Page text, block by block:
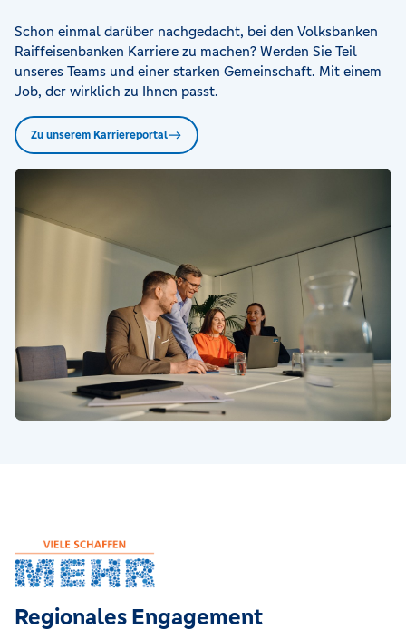
Schon einmal darüber nachgedacht, bei den Volksbanken
Raiffeisenbanken Karriere zu machen? Werden Sie Teil
unseres Teams und einer starken Gemeinschaft. Mit einem
Job, der wirklich zu Ihnen passt.
Zu unserem Karriereportal
Regionales Engagement